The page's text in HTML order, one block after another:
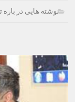
نوشته هایی در باره